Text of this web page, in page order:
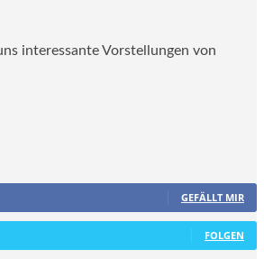
interessante Vorstellungen von
GEFÄLLT MIR
FOLGEN